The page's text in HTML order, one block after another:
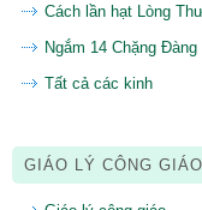
Cách lần hạt Lòng
Ngắm 14 Chặng
Tất cả các kinh
GIÁO LÝ CÔNG